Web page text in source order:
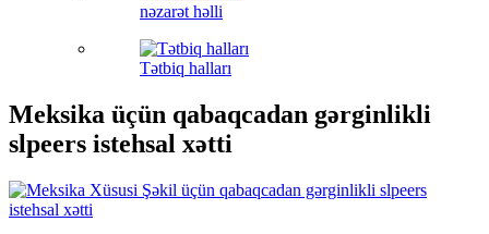
nəzarət həlli
Tətbiq halları
Meksika üçün qabaqcadan gərginlikli
slpeers istehsal xətti